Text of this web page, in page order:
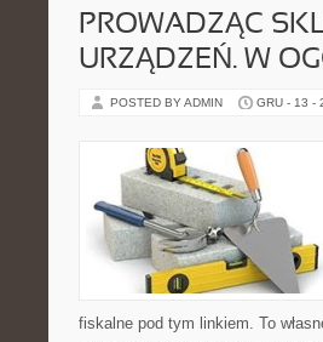
PROWADZĄC
URZĄDZEŃ. W
POSTED BY ADMIN GRU - 13 -
fiskalne pod tym linkiem. To